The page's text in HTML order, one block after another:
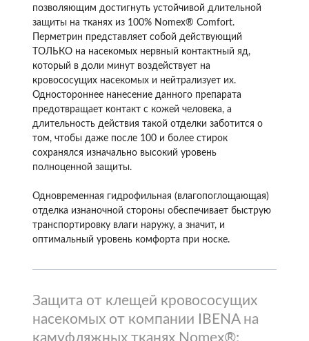
позволяющим достигнуть устойчивой длительной
защиты на тканях из 100% Nomex® Comfort.
Перметрин представляет собой действующий
ТОЛЬКО на насекомых нервный контактный яд,
который в доли минут воздействует на
кровососущих насекомых и нейтрализует их.
Одностороннее нанесение данного препарата
предотвращает контакт с кожей человека, а
длительность действия такой отделки заботится о
том, чтобы даже после 100 и более стирок
сохранялся изначально высокий уровень
полноценной защиты.
Одновременная гидрофильная (влагопоглощающая)
отделка изнаночной стороны обеспечивает быструю
транспортировку влаги наружу, а значит, и
оптимальный уровень комфорта при носке.
Защита от клещей кровососущих
насекомых от компании IBENA на
камуфляжных тканях Nomex®: